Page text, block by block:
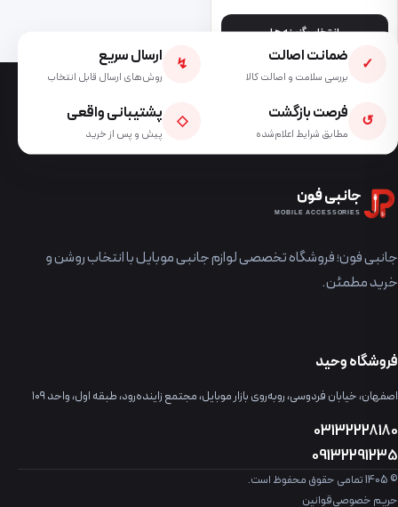
انتخاب گزینه ها
✓ ضمانت اصالت
بررسی سلامت و اصالت کالا
↯ ارسال سریع
روش‌های ارسال قابل انتخاب
↺ فرصت بازگشت
مطابق شرایط اعلام‌شده
◇ پشتیبانی واقعی
پیش و پس از خرید
جانبی فون
MOBILE ACCESSORIES
جانبی فون؛ فروشگاه تخصصی لوازم جانبی موبایل با انتخاب روشن و
خرید مطمئن.
فروشگاه وحید
اصفهان، خیابان فردوسی، روبه‌روی بازار موبایل، مجتمع زاینده‌رود، طبقه اول، واحد ۱۰۹
03132228180
09132291235
© 1405 تمامی حقوق محفوظ است.
حریم خصوصیقوانین